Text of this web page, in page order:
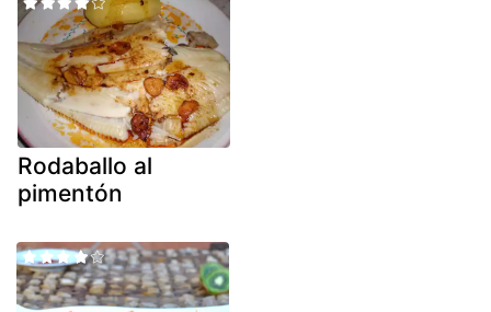
Rodaballo al
pimentón